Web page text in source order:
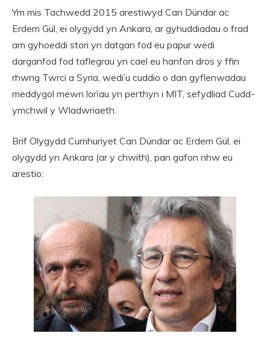
Ym mis Tachwedd 2015 arestiwyd Can Dündar ac
Erdem Gül, ei olygydd yn Ankara, ar gyhuddiadau o frad
am gyhoeddi stori yn datgan fod eu papur wedi
darganfod fod taflegrau yn cael eu hanfon dros y ffin
rhwng Twrci a Syria, wedi’u cuddio o dan gyflenwadau
meddygol mewn lorïau yn perthyn i MIT, sefydliad Cudd-
ymchwil y Wladwriaeth.
Brif Olygydd Cumhuriyet Can Dündar ac Erdem Gül, ei
olygydd yn Ankara (ar y chwith), pan gafon nhw eu
arestio: